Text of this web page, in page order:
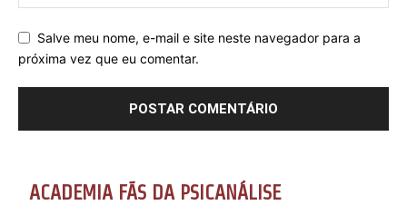
Salve meu nome, e-mail e site neste navegador para a
próxima vez que eu comentar.
ACADEMIA FÃS DA PSICANÁLISE